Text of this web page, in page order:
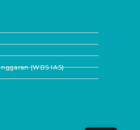
(WBS IAS)